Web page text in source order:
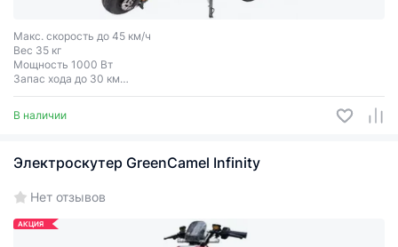
Макс. скорость до 45 км/ч
Вес 35 кг
Мощность 1000 Вт
Запас хода до 30 км
Грузоподъёмность до 150 кг
В наличии
Электроскутер GreenCamel Infinity
Нет отзывов
АКЦИЯ